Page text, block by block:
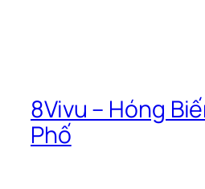
8Vivu – Hóng
Phố